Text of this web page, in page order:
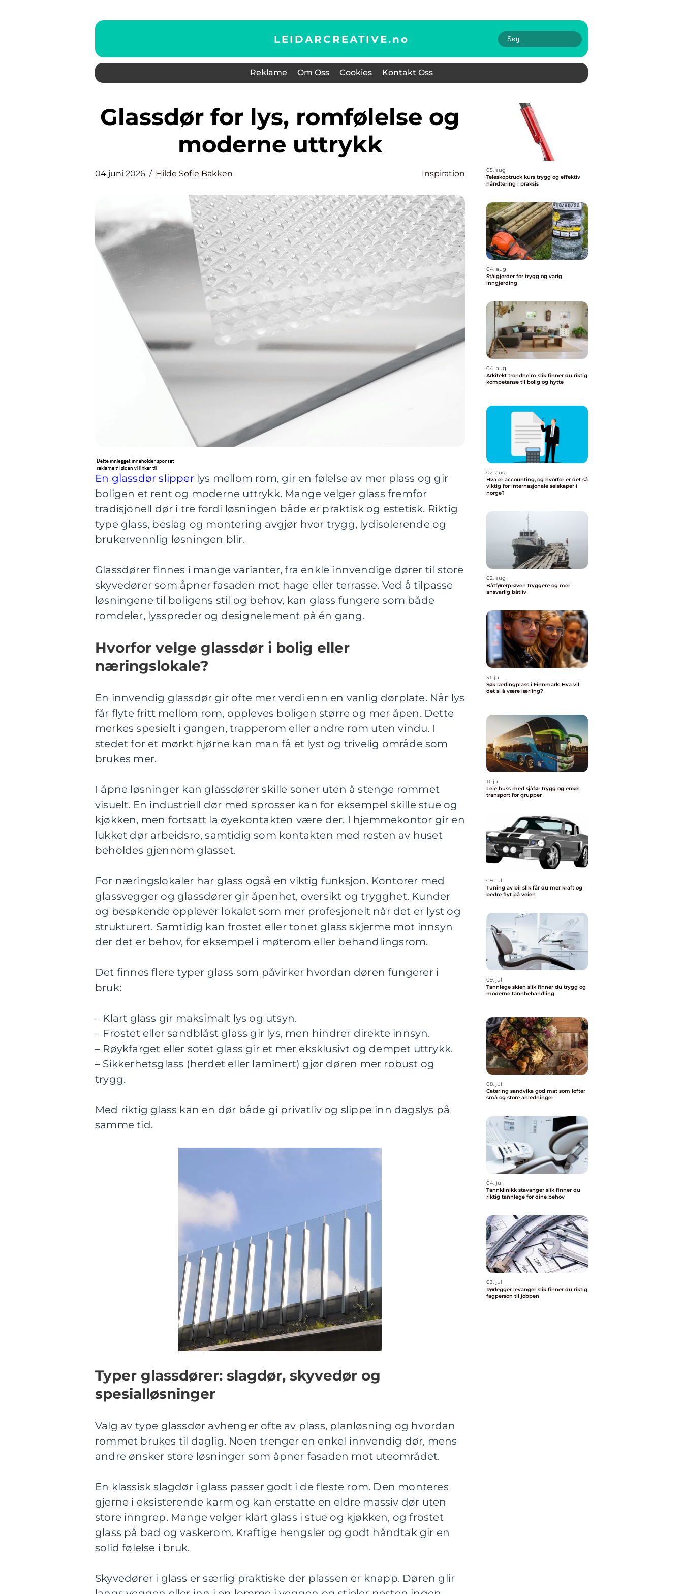
LEIDARCREATIVE.no
Reklame Om Oss Cookies Kontakt Oss
Glassdør for lys, romfølelse og
moderne uttrykk
04 juni 2026 Hilde Sofie Bakken Inspiration
En glassdør slipperlys mellom rom, gir en følelse av mer plass og gir
boligen et rent og moderne uttrykk. Mange velger glass fremfor
tradisjonell dør i tre fordi løsningen både er praktisk og estetisk. Riktig
type glass, beslag og montering avgjør hvor trygg, lydisolerende og
brukervennlig løsningen blir.
Glassdører finnes i mange varianter, fra enkle innvendige dører til store
skyvedører som åpner fasaden mot hage eller terrasse. Ved å tilpasse
løsningene til boligens stil og behov, kan glass fungere som både
romdeler, lysspreder og designelement på én gang.
Hvorfor velge glassdør i bolig eller
næringslokale?
En innvendig glassdør gir ofte mer verdi enn en vanlig dørplate. Når lys
får flyte fritt mellom rom, oppleves boligen større og mer åpen. Dette
merkes spesielt i gangen, trapperom eller andre rom uten vindu. I
stedet for et mørkt hjørne kan man få et lyst og trivelig område som
brukes mer.
I åpne løsninger kan glassdører skille soner uten å stenge rommet
visuelt. En industriell dør med sprosser kan for eksempel skille stue og
kjøkken, men fortsatt la øyekontakten være der. I hjemmekontor gir en
lukket dør arbeidsro, samtidig som kontakten med resten av huset
beholdes gjennom glasset.
For næringslokaler har glass også en viktig funksjon. Kontorer med
glassvegger og glassdører gir åpenhet, oversikt og trygghet. Kunder
og besøkende opplever lokalet som mer profesjonelt når det er lyst og
strukturert. Samtidig kan frostet eller tonet glass skjerme mot innsyn
der det er behov, for eksempel i møterom eller behandlingsrom.
Det finnes flere typer glass som påvirker hvordan døren fungerer i
bruk:
– Klart glass gir maksimalt lys og utsyn.
– Frostet eller sandblåst glass gir lys, men hindrer direkte innsyn.
– Røykfarget eller sotet glass gir et mer eksklusivt og dempet uttrykk.
– Sikkerhetsglass (herdet eller laminert) gjør døren mer robust og
trygg.
Med riktig glass kan en dør både gi privatliv og slippe inn dagslys på
samme tid.
Typer glassdører: slagdør, skyvedør og
spesialløsninger
Valg av type glassdør avhenger ofte av plass, planløsning og hvordan
rommet brukes til daglig. Noen trenger en enkel innvendig dør, mens
andre ønsker store løsninger som åpner fasaden mot uteområdet.
En klassisk slagdør i glass passer godt i de fleste rom. Den monteres
gjerne i eksisterende karm og kan erstatte en eldre massiv dør uten
store inngrep. Mange velger klart glass i stue og kjøkken, og frostet
glass på bad og vaskerom. Kraftige hengsler og godt håndtak gir en
solid følelse i bruk.
Skyvedører i glass er særlig praktiske der plassen er knapp. Døren glir
05. aug
Teleskoptruck kurs trygg og effektiv
håndtering i praksis
04. aug
Stålgjerder for trygg og varig
inngjerding
04. aug
Arkitekt trondheim slik finner du riktig
kompetanse til bolig og hytte
02. aug
Hva er accounting, og hvorfor er det så
viktig for internasjonale selskaper i
norge?
02. aug
Båtførerprøven tryggere og mer
ansvarlig båtliv
31. jul
Søk lærlingplass i Finnmark: Hva vil
det si å være lærling?
11. jul
Leie buss med sjåfør trygg og enkel
transport for grupper
09. jul
Tuning av bil slik får du mer kraft og
bedre flyt på veien
09. jul
Tannlege skien slik finner du trygg og
moderne tannbehandling
08. jul
Catering sandvika god mat som løfter
små og store anledninger
04. jul
Tannklinikk stavanger slik finner du
riktig tannlege for dine behov
03. jul
Rørlegger levanger slik finner du riktig
fagperson til jobben